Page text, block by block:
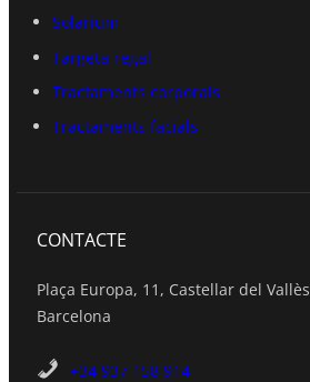
Solarium
Targeta regal
Tractaments corporals
Tractaments facials
CONTACTE
Plaça Europa, 11, Castellar del Vallès
Barcelona
+34 937 158 914